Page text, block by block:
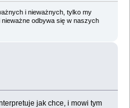
i nieważnych, tylko my
nieważne odbywa się w naszych
jak chce, i mowi tym